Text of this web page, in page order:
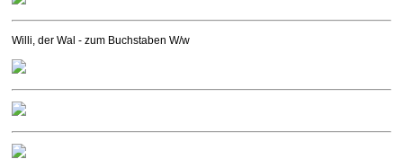
Willi, der Wal - zum Buchstaben W/w